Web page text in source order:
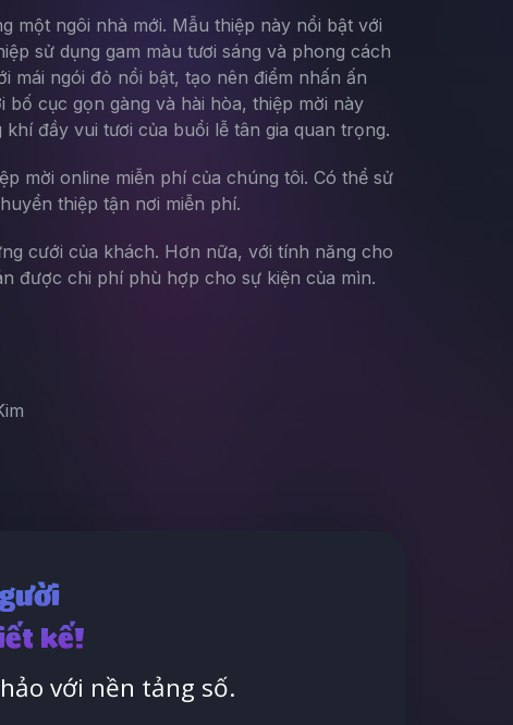
một ngôi nhà mới. Mẫu thiệp này nổi bật với
sử dụng gam màu tươi sáng và phong cách
mái ngói đỏ nổi bật, tạo nên điểm nhấn ấn
cục gọn gàng và hài hòa, thiệp mời này
đầy vui tươi của buổi lễ tân gia quan trọng.
mời online miễn phí của chúng tôi. Có thể sử
thiệp tận nơi miễn phí.
cưới của khách. Hơn nữa, với tính năng cho
được chi phí phù hợp cho sự kiện của mìn.
kế!
với nền tảng số.